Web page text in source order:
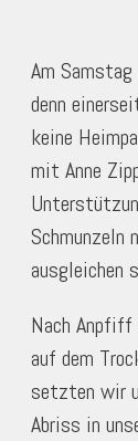
Am
denn
keine
mit Anne
Schmunzeln
ausgleichen
Nach Anpfiff
auf dem
setzten wir
Abriss in